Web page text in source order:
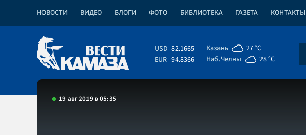
НОВОСТИ ВИДЕО БЛОГИ ФОТО БИБЛИОТЕКА ГАЗЕТА КОНТАКТЫ
USD 82.1665
EUR 94.8366
Казань
27 °C
Наб.Челны
28 °C
19 авг 2019 в 05:35